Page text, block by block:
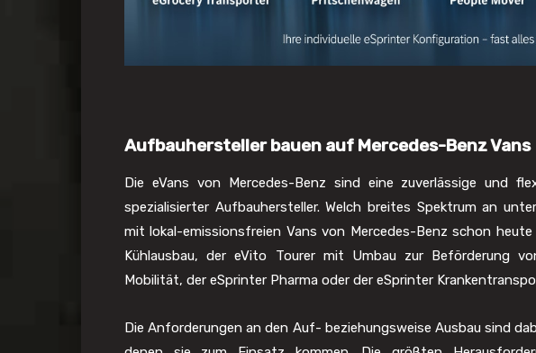
Aufbauhersteller bauen auf Mercedes-Benz Vans
Die eVans von Mercedes-Benz sind eine zuverlässige und
spezialisierter Aufbauhersteller. Welch breites Spektrum an
mit lokal-emissionsfreien Vans von Mercedes-Benz schon
Kühlausbau, der eVito Tourer mit Umbau zur Beförderung
Mobilität, der eSprinter Pharma oder der eSprinter
Die Anforderungen an den Auf- beziehungsweise Ausbau sind